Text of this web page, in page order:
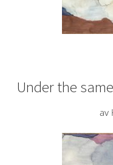
Under the
av